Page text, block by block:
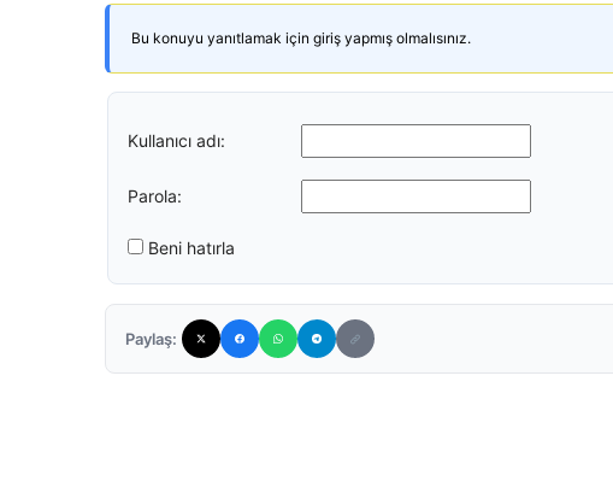
Bu konuyu yanıtlamak için giriş yapmış olmalısınız.
Kullanıcı adı:
Parola:
Beni hatırla
Paylaş: